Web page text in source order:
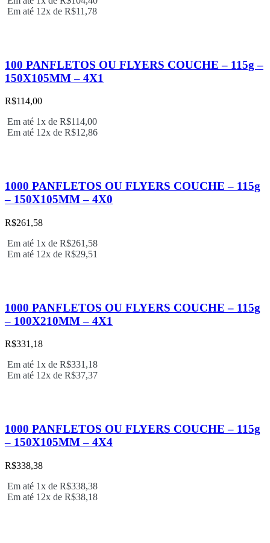
Em até 12x de R$11,78
100 PANFLETOS OU FLYERS COUCHE – 115g –
150X105MM – 4X1
R$114,00
Em até 1x de R$114,00
Em até 12x de R$12,86
1000 PANFLETOS OU FLYERS COUCHE – 115g
– 150X105MM – 4X0
R$261,58
Em até 1x de R$261,58
Em até 12x de R$29,51
1000 PANFLETOS OU FLYERS COUCHE – 115g
– 100X210MM – 4X1
R$331,18
Em até 1x de R$331,18
Em até 12x de R$37,37
1000 PANFLETOS OU FLYERS COUCHE – 115g
– 150X105MM – 4X4
R$338,38
Em até 1x de R$338,38
Em até 12x de R$38,18